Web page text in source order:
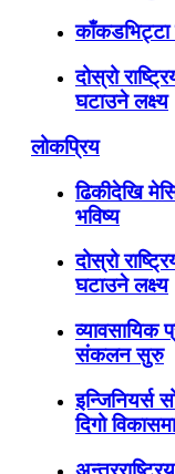
काँकडभिट्टा
दोस्रो
घटाउने लक्ष्य
लोकप्रिय
ढिकीदेखि
भविष्य
दोस्रो
घटाउने लक्ष्य
व्यावसायिक
संकलन सुरु
इन्जिनियर्स
दिगो